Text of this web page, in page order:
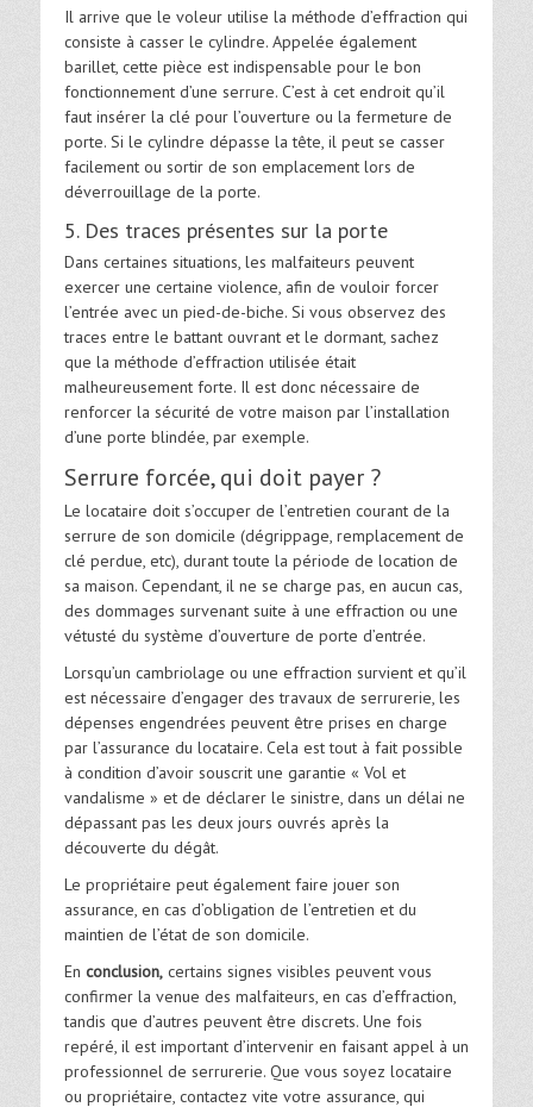
Il arrive que le voleur utilise la méthode d’effraction qui
consiste à casser le cylindre. Appelée également
barillet, cette pièce est indispensable pour le bon
fonctionnement d’une serrure. C’est à cet endroit qu’il
faut insérer la clé pour l’ouverture ou la fermeture de
porte. Si le cylindre dépasse la tête, il peut se casser
facilement ou sortir de son emplacement lors de
déverrouillage de la porte.
5. Des traces présentes sur la porte
Dans certaines situations, les malfaiteurs peuvent
exercer une certaine violence, afin de vouloir forcer
l’entrée avec un pied-de-biche. Si vous observez des
traces entre le battant ouvrant et le dormant, sachez
que la méthode d’effraction utilisée était
malheureusement forte. Il est donc nécessaire de
renforcer la sécurité de votre maison par l’installation
d’une porte blindée, par exemple.
Serrure forcée, qui doit payer ?
Le locataire doit s’occuper de l’entretien courant de la
serrure de son domicile (dégrippage, remplacement de
clé perdue, etc), durant toute la période de location de
sa maison. Cependant, il ne se charge pas, en aucun cas,
des dommages survenant suite à une effraction ou une
vétusté du système d’ouverture de porte d’entrée.
Lorsqu’un cambriolage ou une effraction survient et qu’il
est nécessaire d’engager des travaux de serrurerie, les
dépenses engendrées peuvent être prises en charge
par l’assurance du locataire. Cela est tout à fait possible
à condition d’avoir souscrit une garantie « Vol et
vandalisme » et de déclarer le sinistre, dans un délai ne
dépassant pas les deux jours ouvrés après la
découverte du dégât.
Le propriétaire peut également faire jouer son
assurance, en cas d’obligation de l’entretien et du
maintien de l’état de son domicile.
En conclusion, certains signes visibles peuvent vous
confirmer la venue des malfaiteurs, en cas d’effraction,
tandis que d’autres peuvent être discrets. Une fois
repéré, il est important d’intervenir en faisant appel à un
professionnel de serrurerie. Que vous soyez locataire
ou propriétaire, contactez vite votre assurance, qui